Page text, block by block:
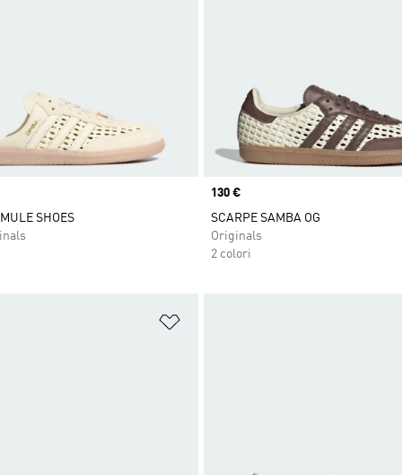
SHOES
Price
130 €
SCARPE SAMBA OG
Originals
2 colori